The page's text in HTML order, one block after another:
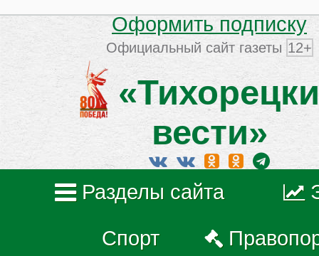
Оформить подписку
Официальный сайт газеты 12+
вести»
Разделы сайта
Спорт